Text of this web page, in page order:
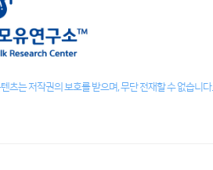
츠는 저작권의 보호를 받으며, 무단 전재할 수 없습니다.